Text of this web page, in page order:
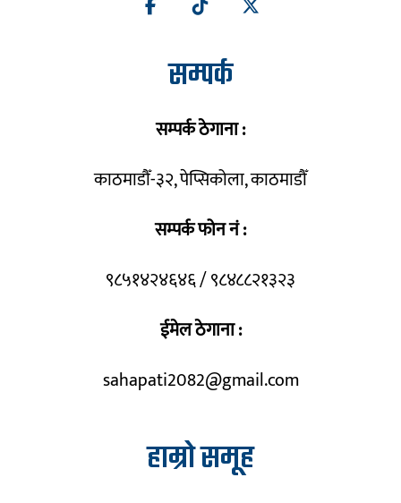
सम्पर्क
सम्पर्क ठेगाना :
काठमाडौँ-३२, पेप्सिकोला, काठमाडौँ
सम्पर्क फोन नं :
९८५१४२४६४६ / ९८४८८२१३२३
ईमेल ठेगाना :
sahapati2082@gmail.com
हाम्रो समूह